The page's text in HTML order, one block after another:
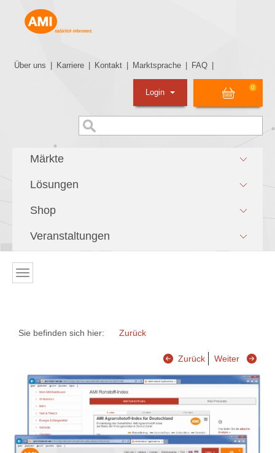
Über uns Karriere Kontakt Marktsprache FAQ
0
Login
Märkte
Lösungen
Shop
Veranstaltungen
Sie befinden sich hier: Zurück
Zurück Weiter